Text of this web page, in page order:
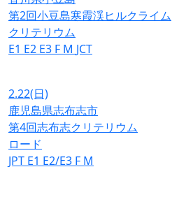
第2回小豆島寒霞渓ヒルクライム
クリテリウム
E1 E2 E3 F M JCT
2.22(日)
鹿児島県志布志市
第4回志布志クリテリウム
ロード
JPT E1 E2/E3 F M